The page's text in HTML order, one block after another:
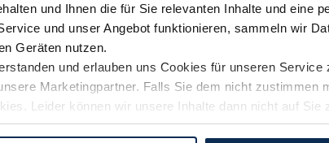
und Ihnen die für Sie relevanten Inhalte und eine
und unser Angebot funktionieren, sammeln wir
Geräten nutzen.
und erlauben uns Cookies für unseren Service
Marketingpartner. Falls Sie dem nicht zustimmen
Leider können wir unsere Inhalte dann nicht auf Sie
unterstützen. Sie können die Einstellungen